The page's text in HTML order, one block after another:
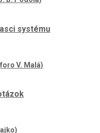
systému